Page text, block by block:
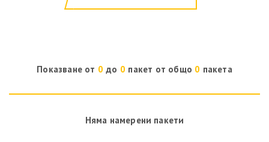
Показване от 0 до 0 пакет от общо 0 пакетa
Няма намерени пакети